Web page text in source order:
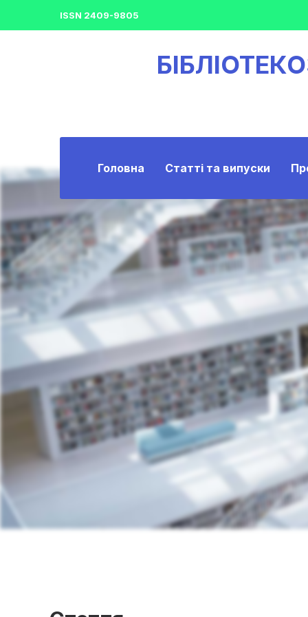
ISSN 2409-9805
Головна Статті та випуски